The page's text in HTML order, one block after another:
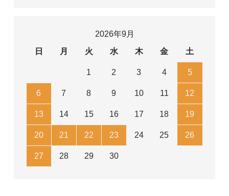
2026年9月
日
月 火 水 木 金 土
1 2 3 4 5
6 7 8 9 10 11 12
13 14 15 16 17 18 19
20 21 22 23 24 25 26
27 28 29 30